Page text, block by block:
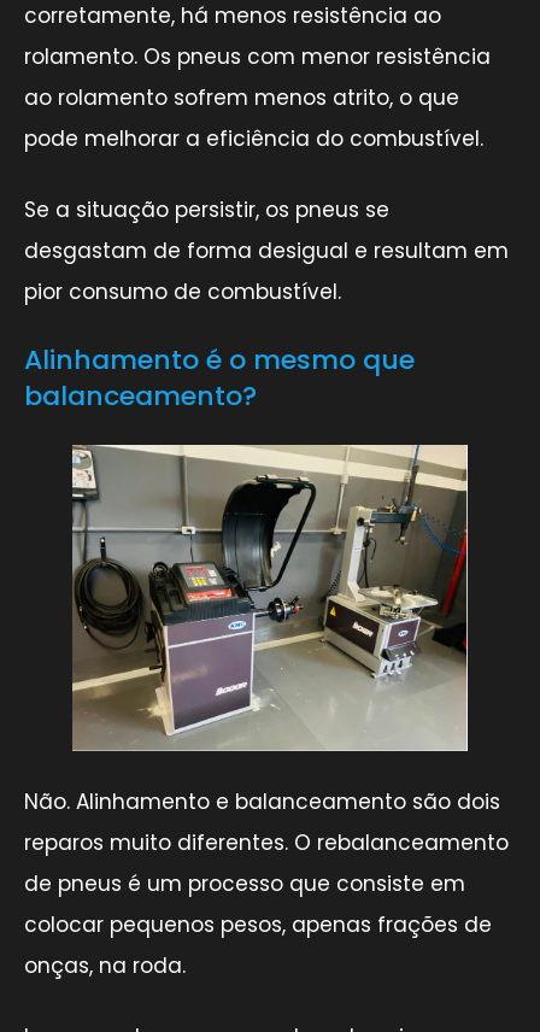
corretamente, há menos resistência ao
rolamento. Os pneus com menor resistência
ao rolamento sofrem menos atrito, o que
pode melhorar a eficiência do combustível.
Se a situação persistir, os pneus se
desgastam de forma desigual e resultam em
pior consumo de combustível.
Alinhamento é o mesmo que
balanceamento?
Não. Alinhamento e balanceamento são dois
reparos muito diferentes. O rebalanceamento
de pneus é um processo que consiste em
colocar pequenos pesos, apenas frações de
onças, na roda.